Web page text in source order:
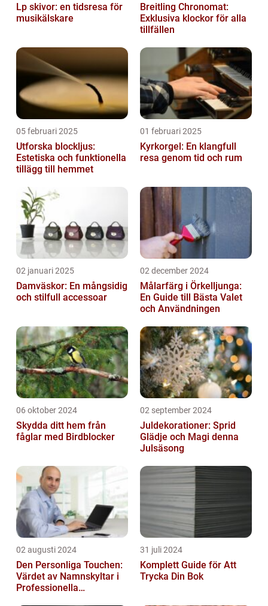
Lp skivor: en tidsresa för
musikälskare
Breitling Chronomat:
Exklusiva klockor för alla
tillfällen
05 februari 2025
Utforska blockljus:
Estetiska och funktionella
tillägg till hemmet
01 februari 2025
Kyrkorgel: En klangfull
resa genom tid och rum
02 januari 2025
Damväskor: En mångsidig
och stilfull accessoar
02 december 2024
Målarfärg i Örkelljunga:
En Guide till Bästa Valet
och Användningen
06 oktober 2024
Skydda ditt hem från
fåglar med Birdblocker
02 september 2024
Juldekorationer: Sprid
Glädje och Magi denna
Julsäsong
02 augusti 2024
Den Personliga Touchen:
Värdet av Namnskyltar i
Professionella
31 juli 2024
Komplett Guide för Att
Trycka Din Bok